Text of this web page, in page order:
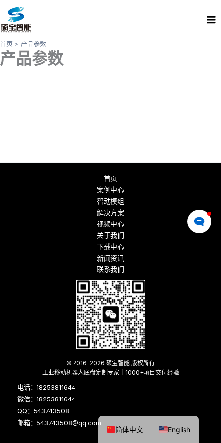
内
首页 产品参数
产品参数
首页
案例中心
智动模组
解决方案
视频中心
关于我们
下载中心
新闻资讯
联系我们
© 2016–2026 硕宝智能 版权所有
工业移动机器人底盘定制专家｜1000+项目交付经验
电话：18253811644
微信：18253811644
QQ：543743508
邮箱：543743508@qq.com
简体中文 English